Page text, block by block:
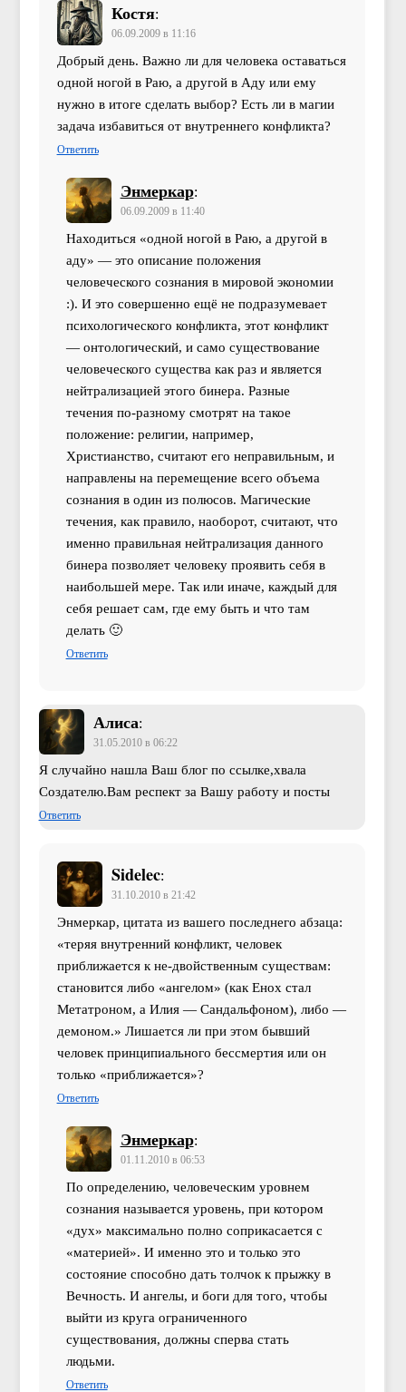
Костя:
06.09.2009 в 11:16
Добрый день. Важно ли для человека оставаться
одной ногой в Раю, а другой в Аду или ему
нужно в итоге сделать выбор? Есть ли в магии
задача избавиться от внутреннего конфликта?
Ответить
Энмеркар:
06.09.2009 в 11:40
Находиться «одной ногой в Раю, а другой в
аду» — это описание положения
человеческого сознания в мировой экономии
:). И это совершенно ещё не подразумевает
психологического конфликта, этот конфликт
— онтологический, и само существование
человеческого существа как раз и является
нейтрализацией этого бинера. Разные
течения по-разному смотрят на такое
положение: религии, например,
Христианство, считают его неправильным, и
направлены на перемещение всего объема
сознания в один из полюсов. Магические
течения, как правило, наоборот, считают, что
именно правильная нейтрализация данного
бинера позволяет человеку проявить себя в
наибольшей мере. Так или иначе, каждый для
себя решает сам, где ему быть и что там
делать 🙂
Ответить
Алиса:
31.05.2010 в 06:22
Я случайно нашла Ваш блог по ссылке,хвала
Создателю.Вам респект за Вашу работу и посты
Ответить
Sidelec:
31.10.2010 в 21:42
Энмеркар, цитата из вашего последнего абзаца:
«теряя внутренний конфликт, человек
приближается к не-двойственным существам:
становится либо «ангелом» (как Енох стал
Метатроном, а Илия — Сандальфоном), либо —
демоном.» Лишается ли при этом бывший
человек принципиального бессмертия или он
только «приближается»?
Ответить
Энмеркар:
01.11.2010 в 06:53
По определению, человеческим уровнем
сознания называется уровень, при котором
«дух» максимально полно соприкасается с
«материей». И именно это и только это
состояние способно дать толчок к прыжку в
Вечность. И ангелы, и боги для того, чтобы
выйти из круга ограниченного
существования, должны сперва стать
людьми.
Ответить